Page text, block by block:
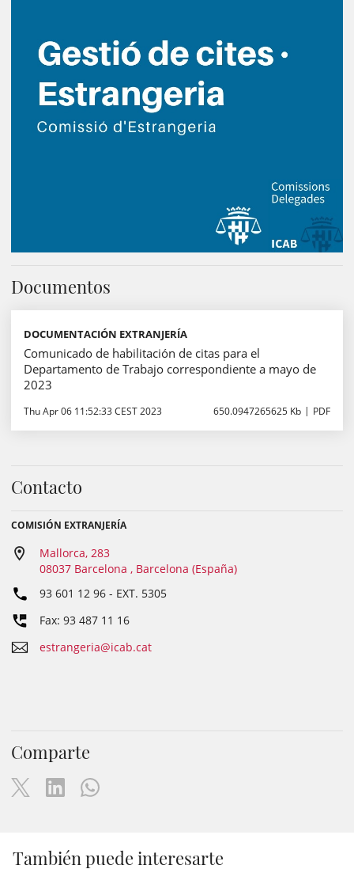
Documentos
DOCUMENTACIÓN EXTRANJERÍA
Comunicado de habilitación de citas para el
Departamento de Trabajo correspondiente a mayo de
2023
Thu Apr 06 11:52:33 CEST 2023 650.0947265625 Kb PDF
Contacto
COMISIÓN EXTRANJERÍA
Mallorca, 283
08037 Barcelona , Barcelona (España)
93 601 12 96 - EXT. 5305
Fax: 93 487 11 16
estrangeria@icab.cat
Comparte
También puede interesarte